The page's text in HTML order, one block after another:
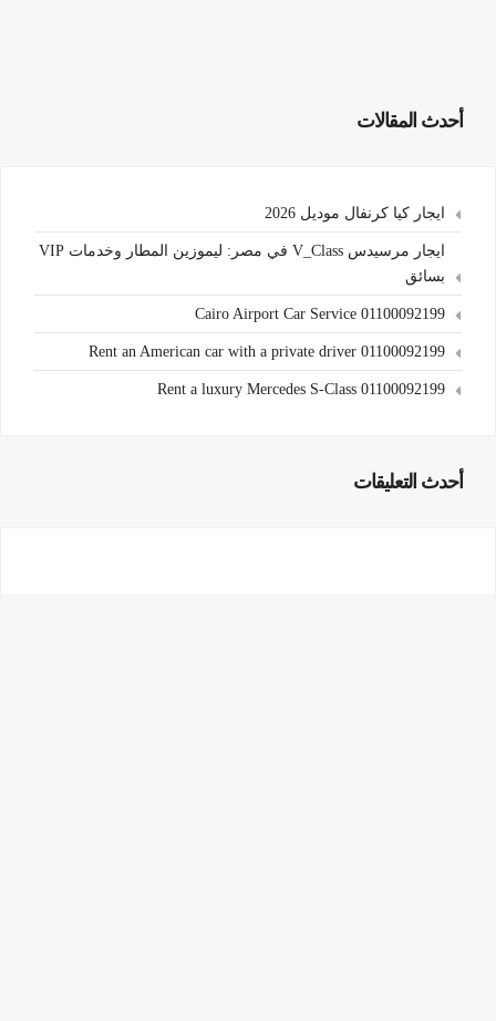
أحدث المقالات
ايجار كيا كرنفال موديل 2026
ايجار مرسيدس V_Class في مصر: ليموزين المطار وخدمات VIP
بسائق
Cairo Airport Car Service 01100092199
Rent an American car with a private driver 01100092199
Rent a luxury Mercedes S-Class 01100092199
أحدث التعليقات